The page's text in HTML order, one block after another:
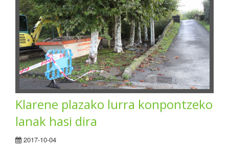
Klarene plazako lurra konpontzeko
lanak hasi dira
2017-10-04